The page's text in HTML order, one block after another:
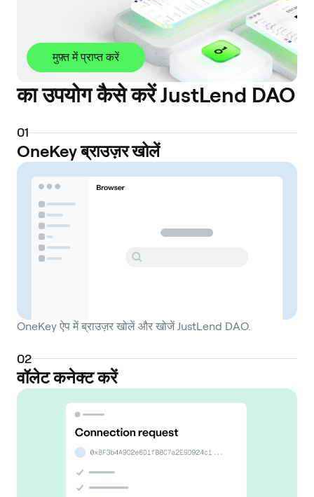
मुफ़्त में प्राप्त करें
का उपयोग कैसे करें JustLend DAO
01
OneKey ब्राउज़र खोलें
OneKey ऐप में ब्राउज़र खोलें और खोजें JustLend DAO.
02
वॉलेट कनेक्ट करें